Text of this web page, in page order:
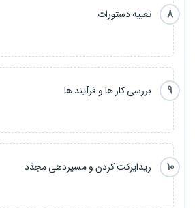
8
تعبیه دستورات
9
بررسی کار ها و فرآیند ها
10
ریدایرکت کردن و مسیردهی مجدّد